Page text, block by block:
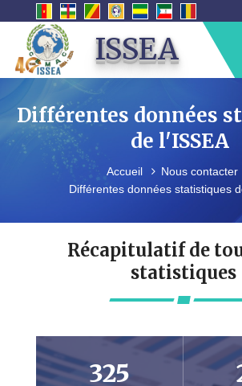
ISSEA
Différentes données
de l'ISSEA
Accueil
Nous contacter
Différentes données statistiques
Récapitulatif de
statistiques
325